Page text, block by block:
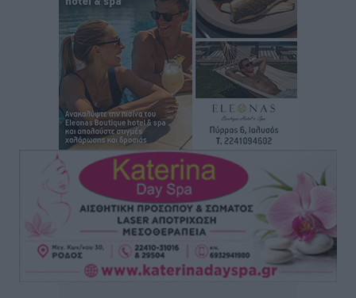
Δυνάμεις στη νήσο Ρω
Τοπικές Ειδήσεις• πριν 8 ώρες
Συνεχίζεται η έξοδος του Αυγούστου – Πάνω από
34.000 αναχωρούν σήμερα μόνο από τον Πειραιά
Ειδήσεις• πριν 8 ώρες
Μόνιμες θέσεις στους παιδικούς σταθμούς: Οι
προϋποθέσεις, η 24μηνη εμπειρία και οι προθεσμίες
για τους δήμους
Τοπικές Ειδήσεις• πριν 8 ώρες
Δεύτερη πηγή εισοδήματος για τους επαγγελματίες
ψαράδες ο αλιευτικός τουρισμός